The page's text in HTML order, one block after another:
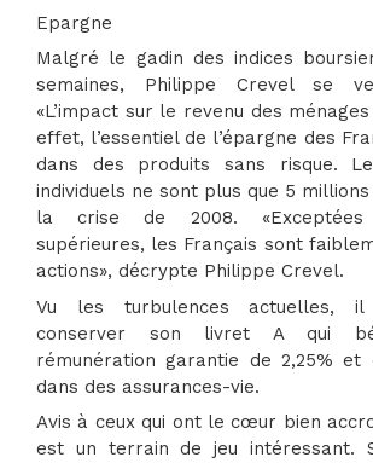
Epargne
Malgré le gadin des indices
semaines, Philippe Crevel se
«L’impact sur le revenu des
effet, l’essentiel de l’épargne des
dans des produits sans risque.
individuels ne sont plus que 5
la crise de 2008.
supérieures, les Français sont
actions», décrypte Philippe Crevel.
Vu les turbulences actuelles,
conserver son livret A qui
rémunération garantie de 2,25% et
dans des assurances-vie.
Avis à ceux qui ont le cœur bien
est un terrain de jeu intéressant.